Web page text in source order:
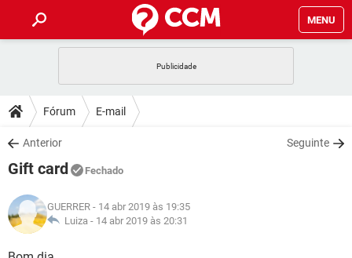
MENU
CELULAR
OUTLOOK
INSTAGRAM
GUIA DE COMPRAS
DICAS
JOGOS
INSTAGRAM GMAIL
GUIA DE COMPRAS
DOWNLOADS
JOGOS
CELULAR
OUTLOOK
INSTAGRAM
JOGOS WHATSAPP
CELULAR
GLOSSÁRIO
JOGOS
Fórum E-mail
Anterior Seguinte
Gift card Fechado
GUERRER - 14 abr 2019 às 19:35
Luiza - 14 abr 2019 às 20:31